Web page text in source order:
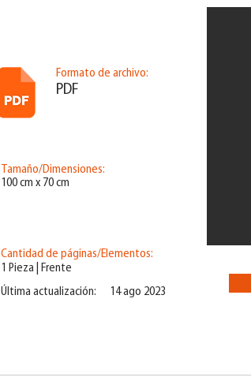
Última actualización: 14 ago 2023
Formato de archivo:
PDF
Tamaño/Dimensiones:
100 cm x 70 cm
Cantidad de páginas/Elementos:
1 Pieza | Frente